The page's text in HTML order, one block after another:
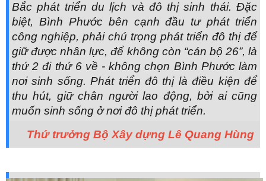
Bắc phát triển du lịch và đô thị sinh thái. Đặc
biệt, Bình Phước bên cạnh đầu tư phát triển
công nghiệp, phải chú trọng phát triển đô thị để
giữ được nhân lực, để không còn “cán bộ 26”, là
thứ 2 đi thứ 6 về - không chọn Bình Phước làm
nơi sinh sống. Phát triển đô thị là điều kiện để
thu hút, giữ chân người lao động, bởi ai cũng
muốn sinh sống ở nơi đô thị phát triển.
Thứ trưởng Bộ Xây dựng Lê Quang Hùng